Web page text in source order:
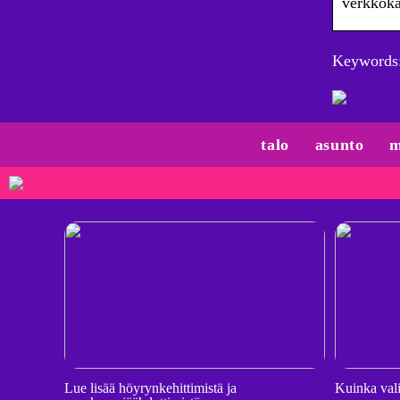
talo asunto
Lue lisää höyrynkehittimistä ja
Kuinka